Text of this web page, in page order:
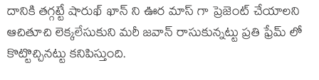
దానికి తగ్గట్టే షారుఖ్ ఖాన్ ని ఊర మాస్ గా ప్రెజెంట్ చేయాలని
ఆచితూచి లెక్కలేసుకుని మరీ జవాన్ రాసుకున్నట్టు ప్రతి ఫ్రేమ్ లో
కొట్టొచ్చినట్టు కనిపిస్తుంది.